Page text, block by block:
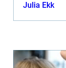
Julia Ekk